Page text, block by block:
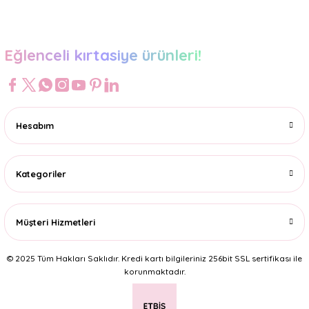
Eğlenceli kırtasiye ürünleri!
Hesabım
Kategoriler
Müşteri Hizmetleri
© 2025 Tüm Hakları Saklıdır. Kredi kartı bilgileriniz 256bit SSL sertifikası ile
korunmaktadır.